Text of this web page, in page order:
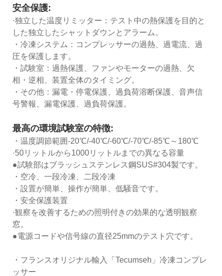
安全保護:
·独立した温度リミッター：テスト中の熱保護を目的と
した独立したシャットダウンとアラーム。
・冷凍システム：コンプレッサーの過熱、過電流、過
圧を保護します。
・試験室：過熱保護、ファンやモーターの過熱、欠
相・逆相、装置全体のタイミング。
・その他：漏電・停電保護、過負荷溶断保護、音声信
号警報、漏電保護、過負荷保護。
最高の環境試験室の特徴:
・温度調節範囲-20℃/-40℃/-60℃/-70℃/-85℃～180℃
·50リットルから1000リットルまでの異なる容量
●試験部はブラッシュステンレス鋼SUS#304製です。
・空冷、一段冷凍、二段冷凍
・設置が簡単、操作が簡単、低騒音です。
・安全保護装置
·観察を改善するための照明付きの効果的な透明観察
窓。
●電源コードや信号線の直径25mmのテスト穴です。
・フランスオリジナル輸入「Tecumseh」冷凍コンプレ
ッサー